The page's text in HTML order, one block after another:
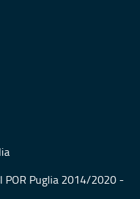
POR Puglia 2014/2020 -